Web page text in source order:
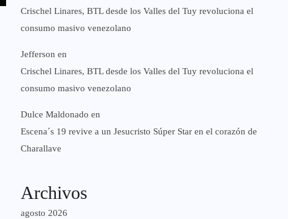
Crischel Linares, BTL desde los Valles del Tuy revoluciona el
consumo masivo venezolano
Jefferson en
Crischel Linares, BTL desde los Valles del Tuy revoluciona el
consumo masivo venezolano
Dulce Maldonado en
Escena´s 19 revive a un Jesucristo Súper Star en el corazón de
Charallave
Archivos
agosto 2026